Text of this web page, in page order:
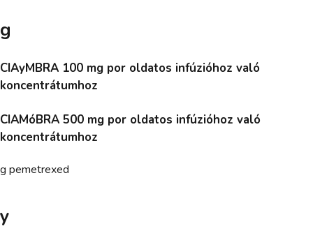
g
CIAyMBRA 100 mg por oldatos infúzióhoz való
koncentrátumhoz
CIAMóBRA 500 mg por oldatos infúzióhoz való
koncentrátumhoz
g pemetrexed
y